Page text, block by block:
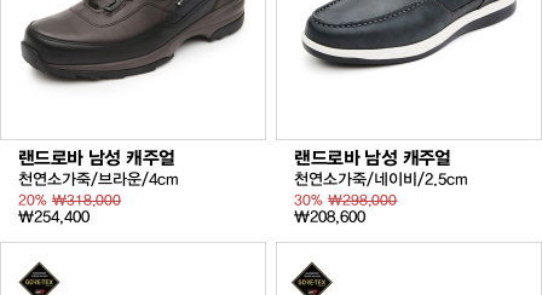
랜드로바 남성 캐주얼
천연소가죽/브라운/4cm
20% ₩318,000
₩254,400
랜드로바 남성 캐주얼
천연소가죽/네이비/2.5cm
30%₩298,000
₩208,600